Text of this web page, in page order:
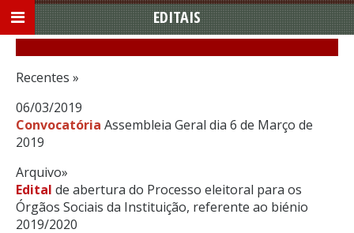
Recentes »
06/03/2019
Convocatória Assembleia Geral dia 6 de Março de
2019
Arquivo»
Edital de abertura do Processo eleitoral para os
Órgãos Sociais da Instituição, referente ao biénio
2019/2020
EDITAIS